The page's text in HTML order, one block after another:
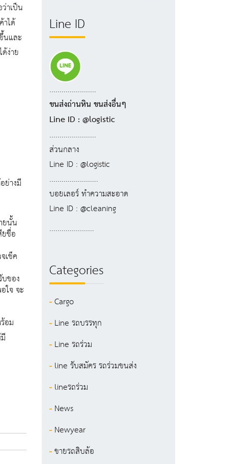
าเป็น
ได้
นและ
ง่าย
ย่างมี
ยนั้น
ยชื่อ
เช็ค
ของ
ใจ จะ
อม
Line ID
.......................
ขนส่งถ่านหิน ขนส่งอื่นๆ
Line ID : @logistic
.......................
ส่วนกลาง
Line ID : @logistic
........................
บอยเลอร์ ทำความสะอาด
Line ID : @cleaning
......................
Categories
Cargo
Line รถบรรทุก
Line รถร่วม
line รับสมัคร รถร่วมขนส่ง
lineรถร่วม
News
Newyear
ขายรถสิบล้อ